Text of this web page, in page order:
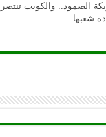
الصمود.. والكويت تنتصر
شعبها